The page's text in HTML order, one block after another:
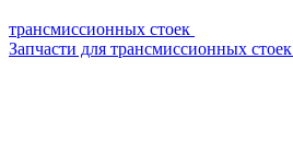
трансмиссионных стоек
Запчасти для трансмиссионных стоек